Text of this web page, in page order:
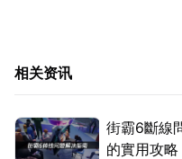
相关资讯
街霸6斷線
的實用攻略